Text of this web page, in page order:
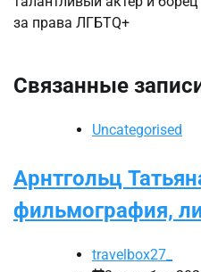
за права ЛГБТQ+
Связанные
Uncategorised
Арнтгольц
фильмография,
travelbox27_